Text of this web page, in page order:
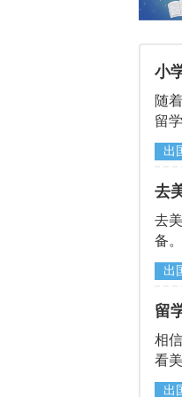
小
随
留
出
去
去
备
出
留
相
看
多
出